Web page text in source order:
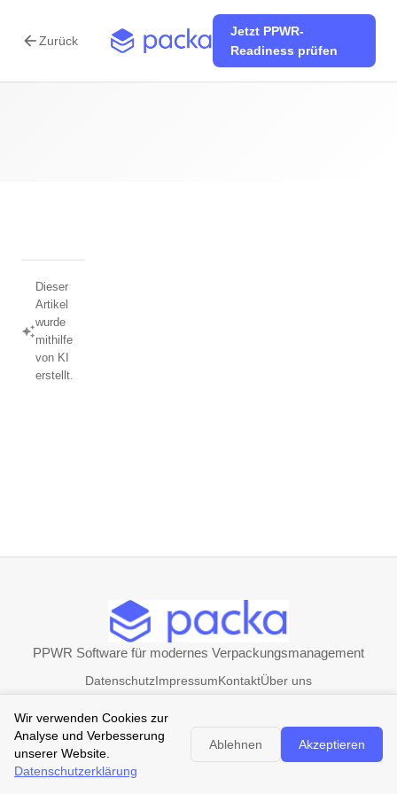
arrow_backZurück
Jetzt PPWR-
Readiness prüfen
auto_awesome
Dieser
Artikel
wurde
mithilfe
von KI
erstellt.
PPWR Software für modernes Verpackungsmanagement
DatenschutzImpressumKontaktÜber uns
© 2026 Packa. Alle Rechte vorbehalten.
Wir verwenden Cookies zur
Analyse und Verbesserung
unserer Website.
Datenschutzerklärung
Ablehnen Akzeptieren